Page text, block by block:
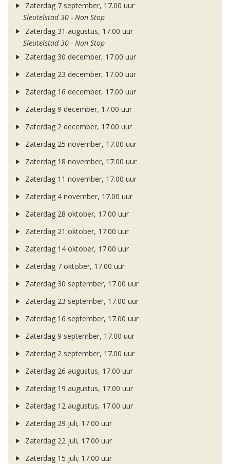
Zaterdag 7 september, 17.00 uur
Sleutelstad 30 - Non Stop
Zaterdag 31 augustus, 17.00 uur
Sleutelstad 30 - Non Stop
Zaterdag 30 december, 17.00 uur
Zaterdag 23 december, 17.00 uur
Zaterdag 16 december, 17.00 uur
Zaterdag 9 december, 17.00 uur
Zaterdag 2 december, 17.00 uur
Zaterdag 25 november, 17.00 uur
Zaterdag 18 november, 17.00 uur
Zaterdag 11 november, 17.00 uur
Zaterdag 4 november, 17.00 uur
Zaterdag 28 oktober, 17.00 uur
Zaterdag 21 oktober, 17.00 uur
Zaterdag 14 oktober, 17.00 uur
Zaterdag 7 oktober, 17.00 uur
Zaterdag 30 september, 17.00 uur
Zaterdag 23 september, 17.00 uur
Zaterdag 16 september, 17.00 uur
Zaterdag 9 september, 17.00 uur
Zaterdag 2 september, 17.00 uur
Zaterdag 26 augustus, 17.00 uur
Zaterdag 19 augustus, 17.00 uur
Zaterdag 12 augustus, 17.00 uur
Zaterdag 29 juli, 17.00 uur
Zaterdag 22 juli, 17.00 uur
Zaterdag 15 juli, 17.00 uur